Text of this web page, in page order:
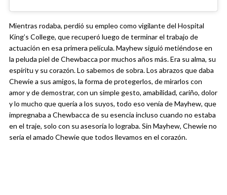
Mientras rodaba, perdió su empleo como vigilante del Hospital
King’s College, que recuperó luego de terminar el trabajo de
actuación en esa primera película. Mayhew siguió metiéndose en
la peluda piel de Chewbacca por muchos años más. Era su alma, su
espíritu y su corazón. Lo sabemos de sobra. Los abrazos que daba
Chewie a sus amigos, la forma de protegerlos, de mirarlos con
amor y de demostrar, con un simple gesto, amabilidad, cariño, dolor
y lo mucho que quería a los suyos, todo eso venía de Mayhew, que
impregnaba a Chewbacca de su esencia incluso cuando no estaba
en el traje, solo con su asesoría lo lograba. Sin Mayhew, Chewie no
sería el amado Chewie que todos llevamos en el corazón.